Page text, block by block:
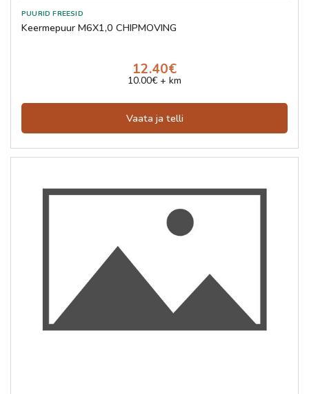
Keermepuur M6X1,0 CHIPMOVING
12.40€
10.00€ + km
Vaata ja telli